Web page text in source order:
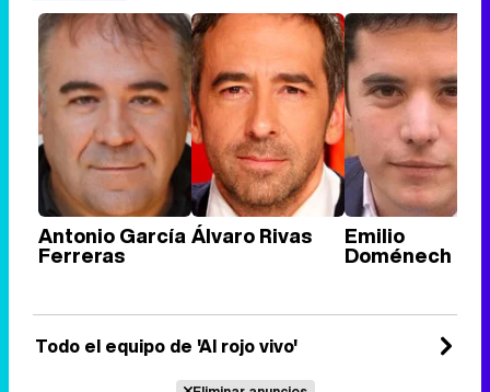
Antonio García
Ferreras
Álvaro Rivas Emilio
Doménech
Todo el equipo de 'Al rojo vivo'